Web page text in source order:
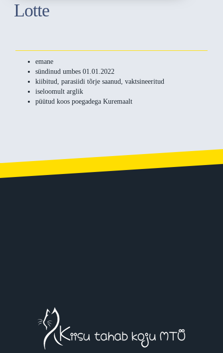
Lotte
emane
sündinud umbes 01.01.2022
kiibitud, parasiidi tõrje saanud, vaktsineeritud
iseloomult arglik
püütud koos poegadega Kuremaalt